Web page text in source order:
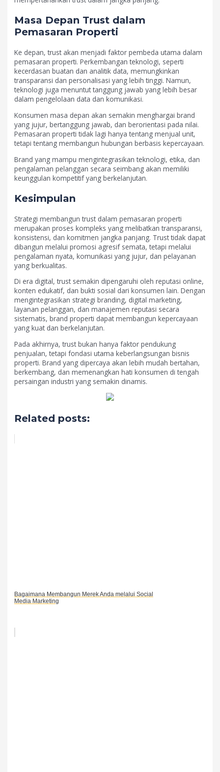
Masa Depan Trust dalam
Pemasaran Properti
Ke depan, trust akan menjadi faktor pembeda utama dalam
pemasaran properti. Perkembangan teknologi, seperti
kecerdasan buatan dan analitik data, memungkinkan
transparansi dan personalisasi yang lebih tinggi. Namun,
teknologi juga menuntut tanggung jawab yang lebih besar
dalam pengelolaan data dan komunikasi.
Konsumen masa depan akan semakin menghargai brand
yang jujur, bertanggung jawab, dan berorientasi pada nilai.
Pemasaran properti tidak lagi hanya tentang menjual unit,
tetapi tentang membangun hubungan berbasis kepercayaan.
Brand yang mampu mengintegrasikan teknologi, etika, dan
pengalaman pelanggan secara seimbang akan memiliki
keunggulan kompetitif yang berkelanjutan.
Kesimpulan
Strategi membangun trust dalam pemasaran properti
merupakan proses kompleks yang melibatkan transparansi,
konsistensi, dan komitmen jangka panjang. Trust tidak dapat
dibangun melalui promosi agresif semata, tetapi melalui
pengalaman nyata, komunikasi yang jujur, dan pelayanan
yang berkualitas.
Di era digital, trust semakin dipengaruhi oleh reputasi online,
konten edukatif, dan bukti sosial dari konsumen lain. Dengan
mengintegrasikan strategi branding, digital marketing,
layanan pelanggan, dan manajemen reputasi secara
sistematis, brand properti dapat membangun kepercayaan
yang kuat dan berkelanjutan.
Pada akhirnya, trust bukan hanya faktor pendukung
penjualan, tetapi fondasi utama keberlangsungan bisnis
properti. Brand yang dipercaya akan lebih mudah bertahan,
berkembang, dan memenangkan hati konsumen di tengah
persaingan industri yang semakin dinamis.
Related posts:
Bagaimana Membangun Merek Anda melalui Social
Media Marketing